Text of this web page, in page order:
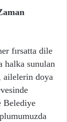
fırsatta dile
halka sunulan
ailelerin doya
Belediye